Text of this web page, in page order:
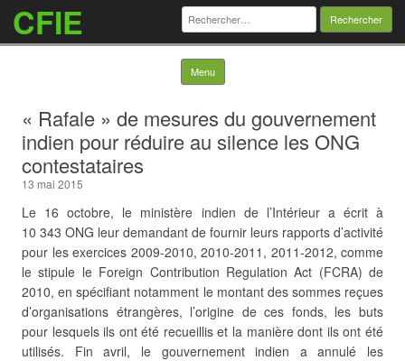
CFIE Rechercher :
Menu Skip to content
« Rafale » de mesures du gouvernement
indien pour réduire au silence les ONG
contestataires
13 mai 2015
Le 16 octobre, le ministère indien de l’Intérieur a écrit à
10 343 ONG leur demandant de fournir leurs rapports d’activité
pour les exercices 2009-2010, 2010-2011, 2011-2012, comme
le stipule le Foreign Contribution Regulation Act (FCRA) de
2010, en spécifiant notamment le montant des sommes reçues
d’organisations étrangères, l’origine de ces fonds, les buts
pour lesquels ils ont été recueillis et la manière dont ils ont été
utilisés. Fin avril, le gouvernement indien a annulé les